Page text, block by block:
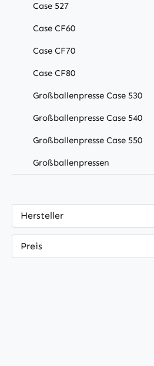
Case 527
Case CF60
Case CF70
Case CF80
Großballenpresse Case 530
Großballenpresse Case 540
Großballenpresse Case 550
Großballenpressen
Hersteller
Preis